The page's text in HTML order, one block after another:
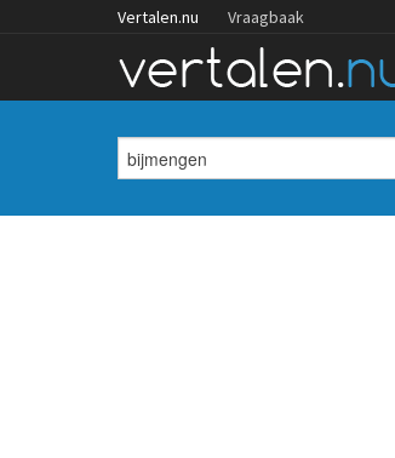
Vertalen.nu Vraagbaak